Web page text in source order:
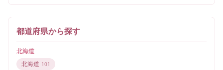
都道府県から探す
北海道
北海道 101